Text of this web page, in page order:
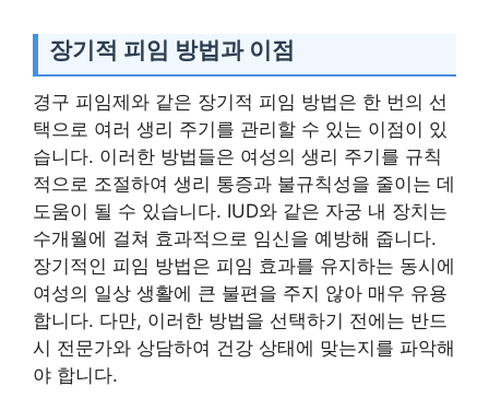
장기적 피임 방법과 이점
경구 피임제와 같은 장기적 피임 방법은 한 번의 선
택으로 여러 생리 주기를 관리할 수 있는 이점이 있
습니다. 이러한 방법들은 여성의 생리 주기를 규칙
적으로 조절하여 생리 통증과 불규칙성을 줄이는 데
도움이 될 수 있습니다. IUD와 같은 자궁 내 장치는
수개월에 걸쳐 효과적으로 임신을 예방해 줍니다.
장기적인 피임 방법은 피임 효과를 유지하는 동시에
여성의 일상 생활에 큰 불편을 주지 않아 매우 유용
합니다. 다만, 이러한 방법을 선택하기 전에는 반드
시 전문가와 상담하여 건강 상태에 맞는지를 파악해
야 합니다.